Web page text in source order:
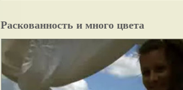
Раскованность и много цвета